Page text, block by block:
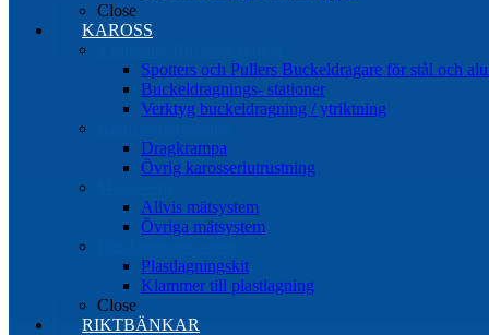
Close
KAROSS
Spotters och Pullers Buckeldragare för stål och
Buckeldragnings- stationer
Verktyg buckeldragning / ytriktning
Dragkrampa
Övrig karosseriutrustning
Allvis mätsystem
Övriga mätsystem
Plastlagningskit
Klammer till plastlagning
Close
RIKTBÄNKAR